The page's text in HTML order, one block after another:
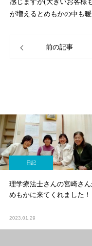
感じますが(大きいお客様
が増えるとめもかの中も
前の記事
日記
理学療法士さんの宮崎さ
めもかに来てくれました！
2023.01.29